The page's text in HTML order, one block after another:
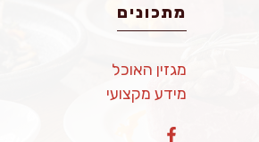
מתכונים
מגזין האוכל
מידע מקצועי